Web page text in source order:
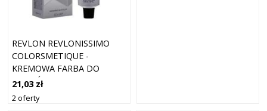
REVLON REVLONISSIMO
COLORSMETIQUE -
KREMOWA FARBA DO
WŁOSÓW, 60ML 9,2 |
BARDZO JASNY
OPALIZUJĄCY BLOND
21,03 zł
2 oferty